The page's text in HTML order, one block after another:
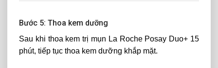
Bước 5: Thoa kem dưỡng
Sau khi thoa kem trị mụn La Roche Posay Duo+ 15
phút, tiếp tục thoa kem dưỡng khắp mặt.